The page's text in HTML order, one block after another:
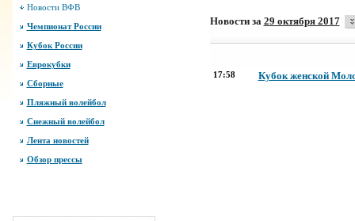
Новости ВФВ
Чемпионат России
Кубок России
Еврокубки
Сборные
Пляжный волейбол
Снежный волейбол
Лента новостей
Обзор прессы
Новости за 29 октября 2017
17:58 Кубок женской